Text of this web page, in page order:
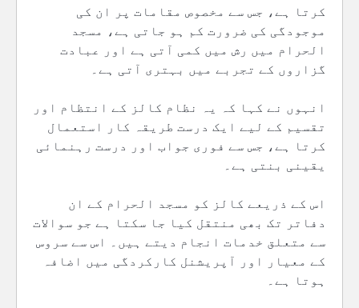
کرتا ہے، جس سے مخصوص مقامات پر ان کی
موجودگی کی ضرورت کم ہو جاتی ہے، مسجد
الحرام میں رش میں کمی آتی ہے اور عبادت
گزاروں کے تجربے میں بہتری آتی ہے۔
انہوں نے کہا کہ یہ نظام کالز کے انتظام اور
تقسیم کے لیے ایک درست طریقہ کار استعمال
کرتا ہے، جس سے فوری جواب اور درست رہنمائی
یقینی بنتی ہے۔
اس کے ذریعے کالز کو مسجد الحرام کے ان
دفاتر تک بھی منتقل کیا جا سکتا ہے جو سوالات
سے متعلق خدمات انجام دیتے ہیں۔ اس سے سروس
کے معیار اور آپریشنل کارکردگی میں اضافہ
ہوتا ہے۔